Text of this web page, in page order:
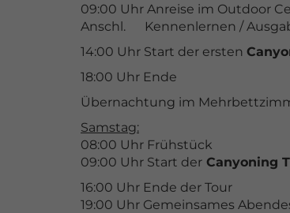
09:00 Uhr Anreise im Outdoor
Anschl. Kennenlernen /
14:00 Uhr Start der ersten
18:00 Uhr Ende
Übernachtung im
Samstag:
08:00 Uhr Frühstück
09:00 Uhr Start der Canyoning
16:00 Uhr Ende der Tour
19:00 Uhr Gemeinsames